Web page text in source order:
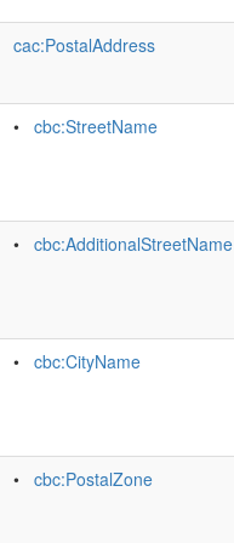
cac:PostalAddress
• cbc:StreetName
• cbc:AdditionalStreetName
• cbc:CityName
• cbc:PostalZone